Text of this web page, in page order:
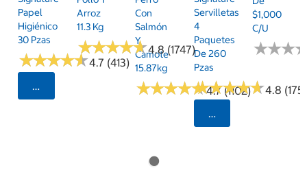
Papel
Higiénico
30 Pzas
★★★★★
★★★★★4.7 (413)
Seleccionar Código Postal
Arroz
11.3 Kg
★★★★★
★★★★★4.8 (1747)
Con
Salmón
Y
Camote
15.87kg
★★★★★
★★★★★4.7 (1102)
Servilletas
4
Paquetes
De 260
Pzas
★★★★★
★★★★★4.8 (175)
Seleccionar
$1,000
C/u
★★★
★★★